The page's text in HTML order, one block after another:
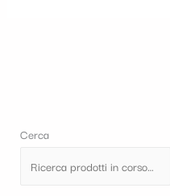
Cerca